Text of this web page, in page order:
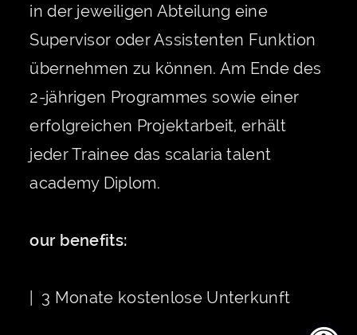
in der jeweiligen Abteilung eine
Supervisor oder Assistenten Funktion
übernehmen zu können. Am Ende des
2-jährigen Programmes sowie einer
erfolgreichen Projektarbeit, erhält
jeder Trainee das scalaria talent
academy Diplom.
our benefits:
| 3 Monate kostenlose Unterkunft